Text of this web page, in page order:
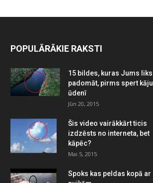
POPULĀRĀKIE RAKSTI
15 bildes, kuras Jums liks
padomāt, pirms spert kāju
ūdenī
Jūn 20, 2015
Šis video vairākkārt ticis
izdzēsts no interneta, bet
kāpēc?
Mai 5, 2015
Spoks kas peldas kopā ar